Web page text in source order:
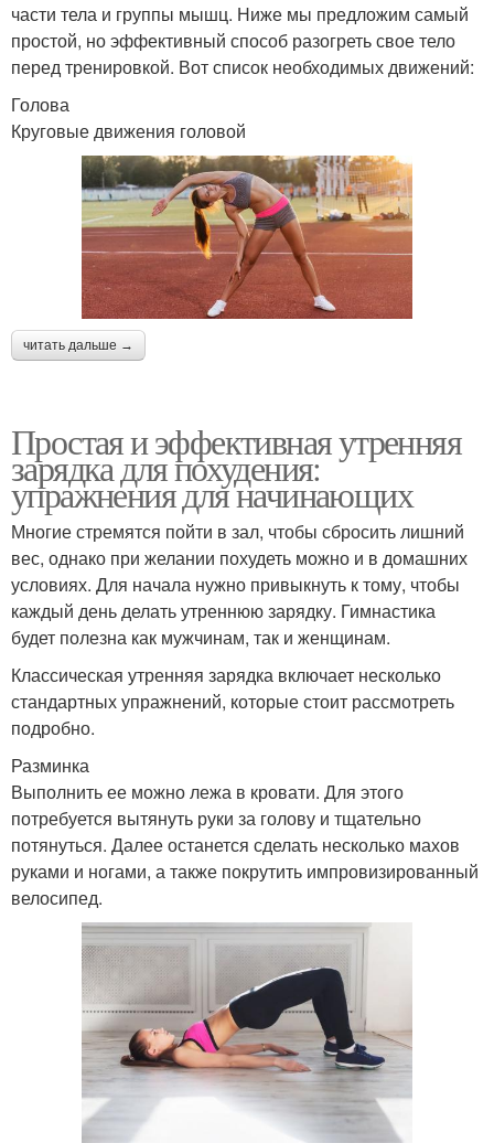
части тела и группы мышц. Ниже мы предложим самый
простой, но эффективный способ разогреть свое тело
перед тренировкой. Вот список необходимых движений:
Голова
Круговые движения головой
читать дальше →
Простая и эффективная утренняя
зарядка для похудения:
упражнения для начинающих
Многие стремятся пойти в зал, чтобы сбросить лишний
вес, однако при желании похудеть можно и в домашних
условиях. Для начала нужно привыкнуть к тому, чтобы
каждый день делать утреннюю зарядку. Гимнастика
будет полезна как мужчинам, так и женщинам.
Классическая утренняя зарядка включает несколько
стандартных упражнений, которые стоит рассмотреть
подробно.
Разминка
Выполнить ее можно лежа в кровати. Для этого
потребуется вытянуть руки за голову и тщательно
потянуться. Далее останется сделать несколько махов
руками и ногами, а также покрутить импровизированный
велосипед.